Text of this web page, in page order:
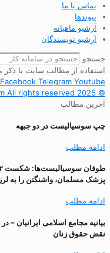
تماس با ما
پیوندها
آرشیو ماهیانه
آرشیو نویسندگان
جستجو
استفاده از مطالب سایت با ذکر
Facebook Telegram Youtube
© 2025 kar-online.com All rights reserved
آخرین مطالب
چپ سوسیالیست در دو جبهه
ادامه مطلب
پزشک مسلمان، واشنگتن را به
ادامه مطلب
بیانیه مجامع اسلامی ایرانیان
نقض حقوق زنان